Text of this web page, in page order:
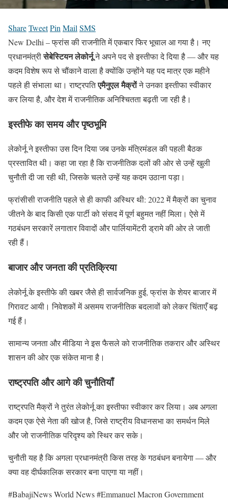
ShareTweetPin Mail SMS
New Delhi – फ्रांस की राजनीति में एकबार फिर भूचाल आ गया है। नए
प्रधानमंत्रीसेबेस्टियन लेकोर्नूने अपने पद से इस्तीफा दे दिया है — और यह
कदम विशेष रूप से चौंकाने वाला है क्योंकि उन्होंने यह पद मात्र एक महीने
पहले ही संभाला था। राष्ट्रपतिएमैनुएल मैक्रोंने उनका इस्तीफा स्वीकार
कर लिया है, और देश में राजनीतिक अनिश्चितता बढ़ती जा रही है।
इस्तीफे का समय और पृष्ठभूमि
लेकोर्नू ने इस्तीफा उस दिन दिया जब उनके मंत्रिमंडल की पहली बैठक
प्रस्तावित थी। कहा जा रहा है कि राजनीतिक दलों की ओर से उन्हें खुली
चुनौती दी जा रही थी, जिसके चलते उन्हें यह कदम उठाना पड़ा।
फ्रांसीसी राजनीति पहले से ही काफी अस्थिर थी: 2022 में मैक्रों का चुनाव
जीतने के बाद किसी एक पार्टी को संसद में पूर्ण बहुमत नहीं मिला। ऐसे में
गठबंधन सरकारें लगातार विवादों और पार्लियामेंटरी ड्रामे की ओर ले जाती
रही हैं।
बाजार और जनता की प्रतिक्रिया
लेकोर्नू के इस्तीफे की खबर जैसे ही सार्वजनिक हुई, फ्रांस के शेयर बाजार में
गिरावट आयी। निवेशकों में असमय राजनीतिक बदलावों को लेकर चिंताएँ बढ़
गई हैं।
सामान्य जनता और मीडिया ने इस फैसले को राजनीतिक तकरार और अस्थिर
शासन की ओर एक संकेत माना है।
राष्ट्रपति और आगे की चुनौतियाँ
राष्ट्रपति मैक्रों ने तुरंत लेकोर्नू का इस्तीफा स्वीकार कर लिया। अब अगला
कदम एक ऐसे नेता की खोज है, जिसे राष्ट्रीय विधानसभा का समर्थन मिले
और जो राजनीतिक परिदृश्य को स्थिर कर सके।
चुनौती यह है कि अगला प्रधानमंत्री किस तरह के गठबंधन बनायेगा — और
क्या वह दीर्घकालिक सरकार बना पाएगा या नहीं।
#BabajiNews World News #Emmanuel Macron Government